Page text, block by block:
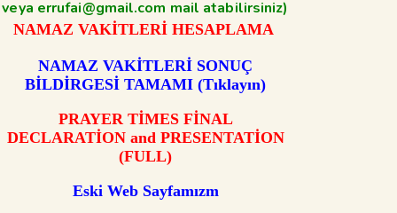
veya errufai@gmail.com mail atabilirsiniz)
NAMAZ VAKİTLERİ HESAPLAMA
NAMAZ VAKİTLERİ SONUÇ
BİLDİRGESİ TAMAMI (Tıklayın)
PRAYER TİMES FİNAL
DECLARATİON and PRESENTATİON
(FULL)
Eski Web Sayfamızm